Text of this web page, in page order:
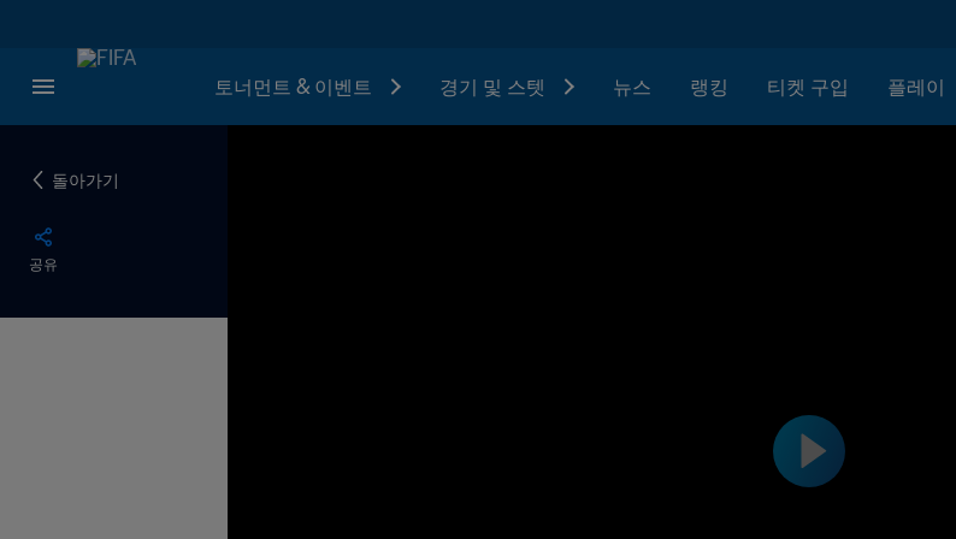
토너먼트 & 이벤트 경기 및 스텟 뉴스 랭킹 티켓 구입 플레이
돌아가기
공유